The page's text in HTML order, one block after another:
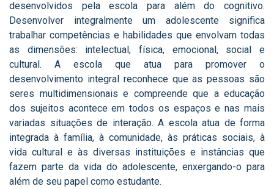
desenvolvidos pela escola para além do cognitivo.
Desenvolver integralmente um adolescente significa
trabalhar competências e habilidades que envolvam todas
as dimensões: intelectual, física, emocional, social e
cultural. A escola que atua para promover o
desenvolvimento integral reconhece que as pessoas são
seres multidimensionais e compreende que a educação
dos sujeitos acontece em todos os espaços e nas mais
variadas situações de interação. A escola atua de forma
integrada à família, à comunidade, às práticas sociais, à
vida cultural e às diversas instituições e instâncias que
fazem parte da vida do adolescente, enxergando-o para
além de seu papel como estudante.